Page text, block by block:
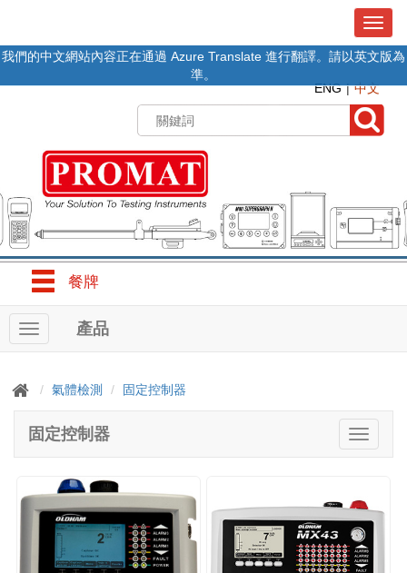
T
o
g
l
e
n
g
a
t
i
我們的中文網站內容正在通過 Azure Translate 進行翻譯。請以英文版為
準。
ENG
中文
餐牌
T
o
g
a
產品
氣體檢測 固定控制器
T
o
l
e
n
a
固定控制器